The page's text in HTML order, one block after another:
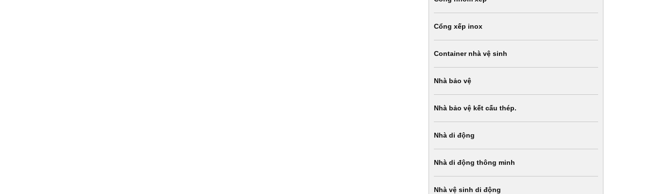
Cổng xếp inox
Container nhà vệ sinh
Nhà bảo vệ
Nhà bảo vệ kết cấu thép.
Nhà di động
Nhà di động thông minh
Nhà vệ sinh di động